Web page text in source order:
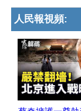
人民報視頻: